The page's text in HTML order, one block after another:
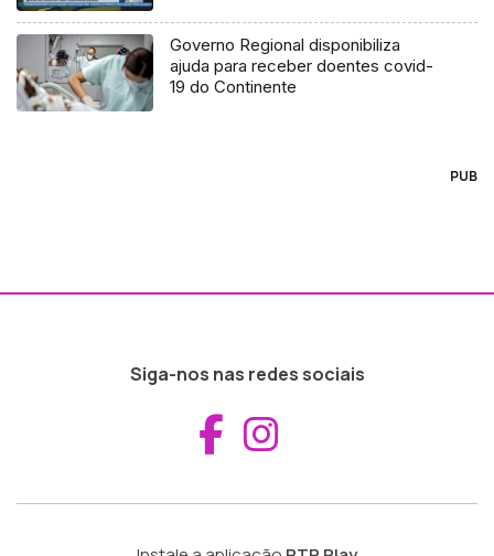
Governo Regional disponibiliza
ajuda para receber doentes covid-
19 do Continente
PUB
Siga-nos nas redes sociais
Aceder ao